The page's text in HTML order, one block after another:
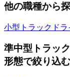
他の職種から
小型トラックドラ
準中型トラッ
形態で絞り込む